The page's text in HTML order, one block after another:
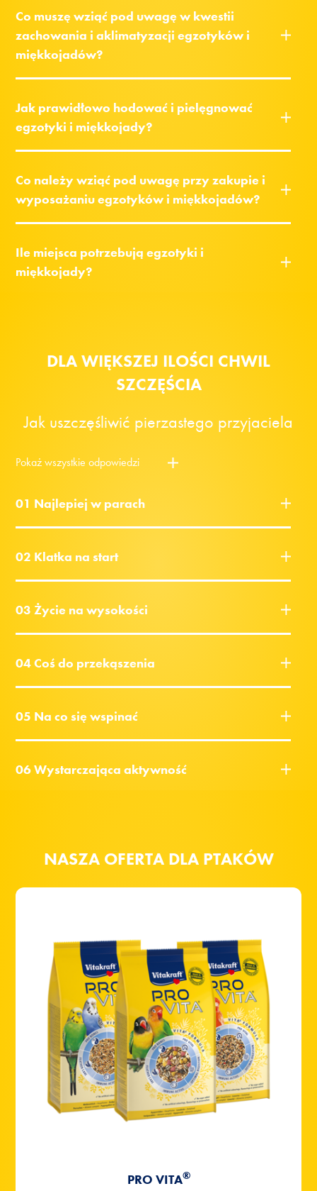
Co muszę wziąć pod uwagę w kwestii
zachowania i aklimatyzacji egzotyków i
miękkojadów?
Jak prawidłowo hodować i pielęgnować
egzotyki i miękkojady?
Co należy wziąć pod uwagę przy zakupie i
wyposażaniu egzotyków i miękkojadów?
Ile miejsca potrzebują egzotyki i
miękkojady?
DLA WIĘKSZEJ ILOŚCI CHWIL
SZCZĘŚCIA
Jak uszczęśliwić pierzastego przyjaciela
Pokaż wszystkie odpowiedzi
01 Najlepiej w parach
02 Klatka na start
03 Życie na wysokości
04 Coś do przekąszenia
05 Na co się wspinać
06 Wystarczająca aktywność
NASZA OFERTA DLA PTAKÓW